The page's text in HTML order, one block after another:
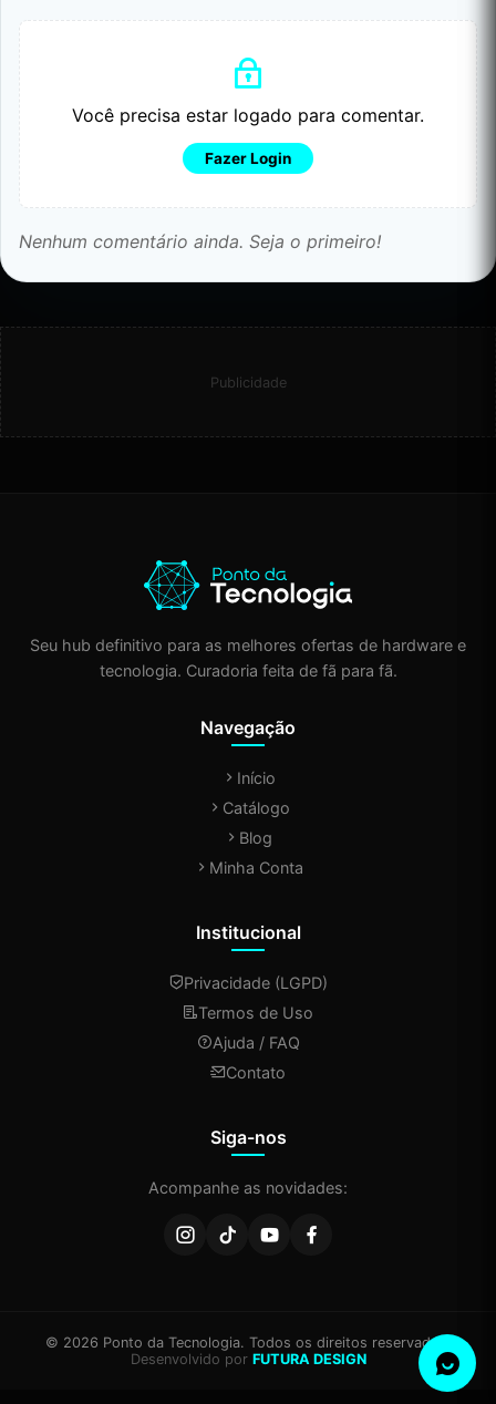
Você precisa estar logado para comentar.
Fazer Login
Nenhum comentário ainda. Seja o primeiro!
Publicidade
Seu hub definitivo para as melhores ofertas de hardware e
tecnologia. Curadoria feita de fã para fã.
Navegação
Início
Catálogo
Blog
Minha Conta
Institucional
Privacidade (LGPD)
Termos de Uso
Ajuda / FAQ
Contato
Siga-nos
Acompanhe as novidades:
© 2026 Ponto da Tecnologia. Todos os direitos reservados.
Desenvolvido por FUTURA DESIGN